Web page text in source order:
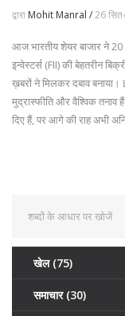
द्वारा Mohit Manral /26
आज भारतीय शेयर बाजार ने 20
इन्वेस्टर्स (FII) की बेहतरीन
ख़बरों ने मिलकर दबाव बनाया।
मुद्रास्फीति और वैश्विक
दिए हैं, पर आगे की राह अभी
खेल (75)
समाचार (30)